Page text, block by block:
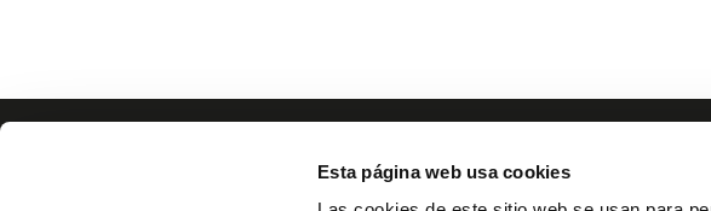
Esta página web usa cookies